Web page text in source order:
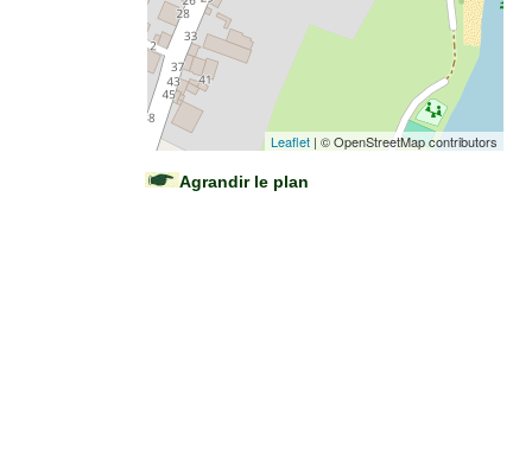
Leaflet | © OpenStreetMap contributors
Agrandir le plan